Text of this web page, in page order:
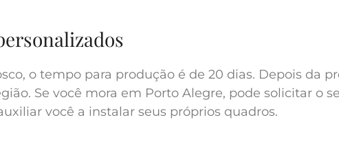
o tempo para produção é de 20 dias. Depois da
Se você mora em Porto Alegre, pode solicitar o
você a instalar seus próprios quadros.